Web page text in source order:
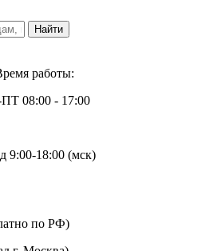
работы:
08:00 - 17:00
9:00-18:00 (мск)
по РФ)